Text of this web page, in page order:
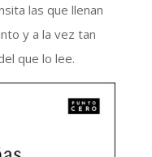
las que llenan
y a la vez tan
que lo lee.